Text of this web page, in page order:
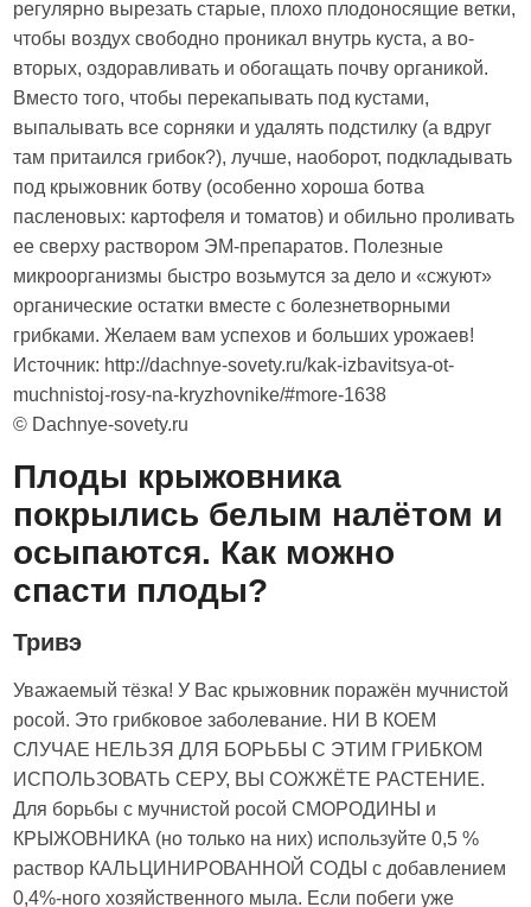
регулярно вырезать старые, плохо плодоносящие ветки,
чтобы воздух свободно проникал внутрь куста, а во-
вторых, оздоравливать и обогащать почву органикой.
Вместо того, чтобы перекапывать под кустами,
выпалывать все сорняки и удалять подстилку (а вдруг
там притаился грибок?), лучше, наоборот, подкладывать
под крыжовник ботву (особенно хороша ботва
пасленовых: картофеля и томатов) и обильно проливать
ее сверху раствором ЭМ-препаратов. Полезные
микроорганизмы быстро возьмутся за дело и «сжуют»
органические остатки вместе с болезнетворными
грибками. Желаем вам успехов и больших урожаев!
Источник: http://dachnye-sovety.ru/kak-izbavitsya-ot-
muchnistoj-rosy-na-kryzhovnike/#more-1638
© Dachnye-sovety.ru
Плоды крыжовника
покрылись белым налётом и
осыпаются. Как можно
спасти плоды?
Тривэ
Уважаемый тёзка! У Вас крыжовник поражён мучнистой
росой. Это грибковое заболевание. НИ В КОЕМ
СЛУЧАЕ НЕЛЬЗЯ ДЛЯ БОРЬБЫ С ЭТИМ ГРИБКОМ
ИСПОЛЬЗОВАТЬ СЕРУ, ВЫ СОЖЖЁТЕ РАСТЕНИЕ.
Для борьбы с мучнистой росой СМОРОДИНЫ и
КРЫЖОВНИКА (но только на них) используйте 0,5 %
раствор КАЛЬЦИНИРОВАННОЙ СОДЫ с добавлением
0,4%-ного хозяйственного мыла. Если побеги уже